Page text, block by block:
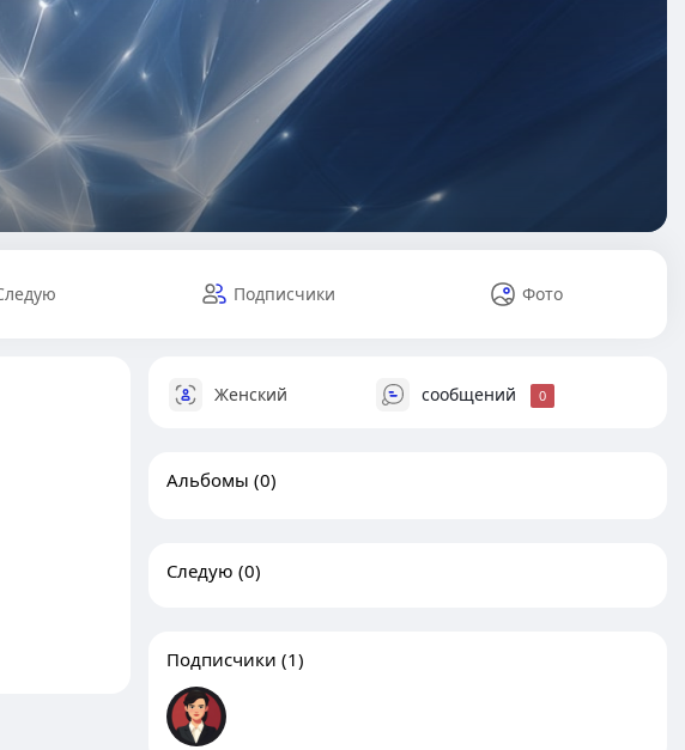
Подписчики Фото
Женский сообщений 0
Альбомы (0)
Следую (0)
Подписчики (1)